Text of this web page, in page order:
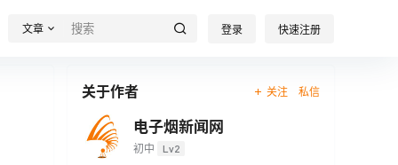
文章 登录 快速注册
关于作者 关注 私信
电子烟新闻网
初中 Lv2